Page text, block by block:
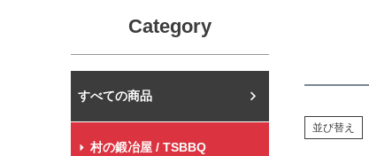
Category
村の鍛冶屋本店
村の鍛冶屋 / TSBBQ
並び替え